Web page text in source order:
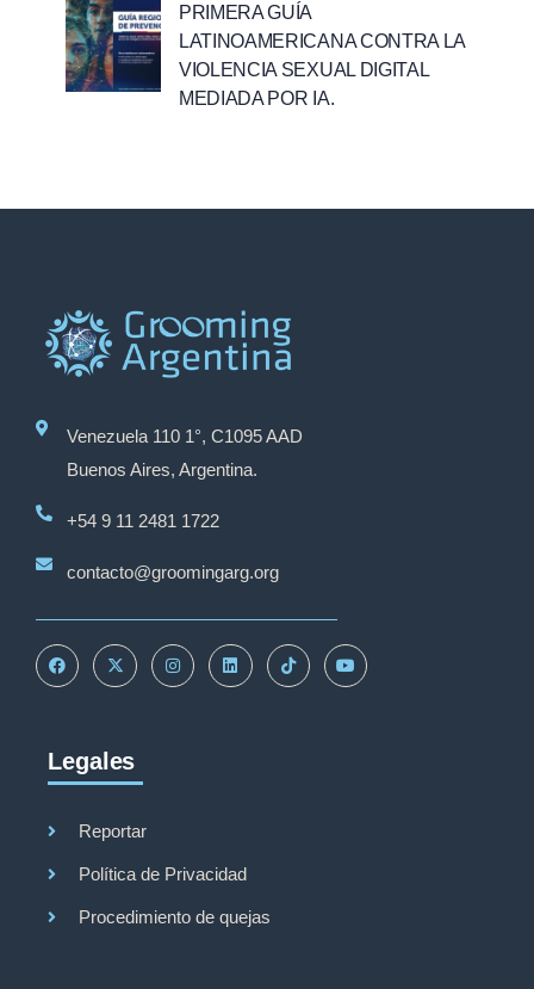
PRIMERA GUÍA
LATINOAMERICANA CONTRA LA
VIOLENCIA SEXUAL DIGITAL
MEDIADA POR IA.
Venezuela 110 1°, C1095 AAD
Buenos Aires, Argentina.
+54 9 11 2481 1722
contacto@groomingarg.org
Legales
Reportar
Política de Privacidad
Procedimiento de quejas